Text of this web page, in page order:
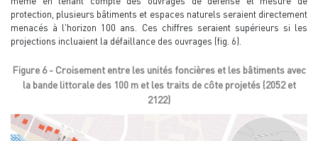
protection, plusieurs bâtiments et espaces naturels seraient directement
menacés à l'horizon 100 ans. Ces chiffres seraient supérieurs si les
projections incluaient la défaillance des ouvrages (fig. 6).
Figure 6 - Croisement entre les unités foncières et les bâtiments avec
la bande littorale des 100 m et les traits de côte projetés (2052 et
2122)